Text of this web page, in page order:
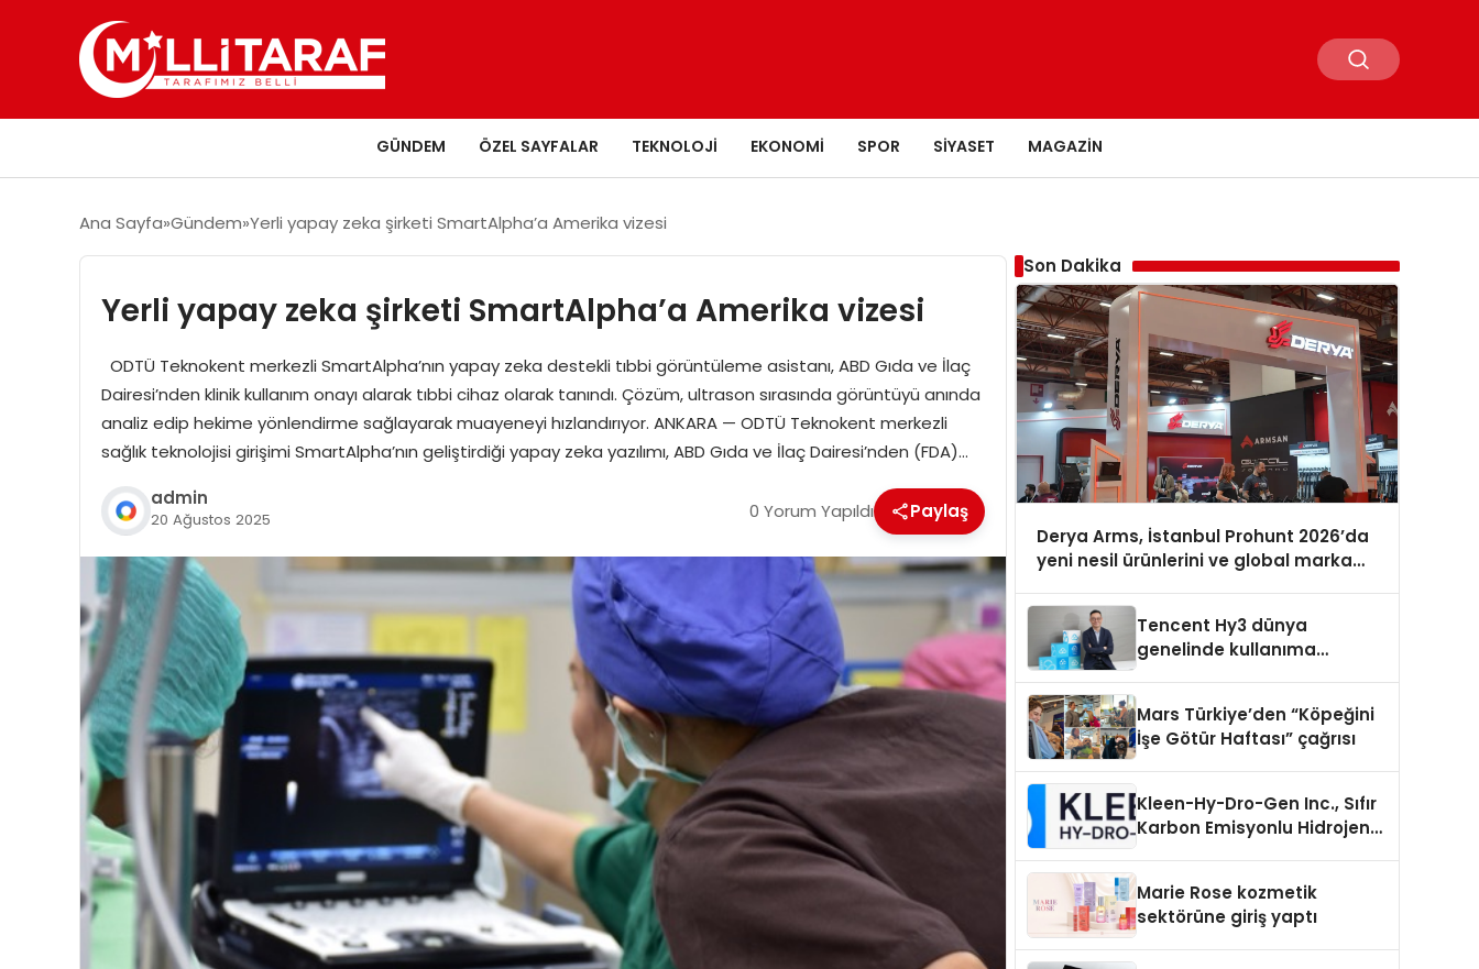
GÜNDEM ÖZEL SAYFALAR TEKNOLOJI EKONOMI SPOR SIYASET MAGAZIN
Ana Sayfa Gündem Yerli yapay zeka şirketi SmartAlpha’a Amerika vizesi
Yerli yapay zeka şirketi SmartAlpha’a Amerika vizesi
ODTÜ Teknokent merkezli SmartAlpha’nın yapay zeka destekli tıbbi görüntüleme asistanı, ABD Gıda ve İlaç
Dairesi’nden klinik kullanım onayı alarak tıbbi cihaz olarak tanındı. Çözüm, ultrason sırasında görüntüyü anında
analiz edip hekime yönlendirme sağlayarak muayeneyi hızlandırıyor. ANKARA — ODTÜ Teknokent merkezli
sağlık teknolojisi girişimi SmartAlpha’nın geliştirdiği yapay zeka yazılımı, ABD Gıda ve İlaç Dairesi’nden (FDA)…
admin
20 Ağustos 2025 0 Yorum Yapıldı Paylaş
Son Dakika
Derya Arms, İstanbul Prohunt 2026’da
yeni nesil ürünlerini ve global marka
Tencent Hy3 dünya
genelinde kullanıma
Mars Türkiye’den “Köpeğini
İşe Götür Haftası” çağrısı
Kleen-Hy-Dro-Gen Inc., Sıfır
Karbon Emisyonlu Hidrojen
Aldı
Marie Rose kozmetik
sektörüne giriş yaptı